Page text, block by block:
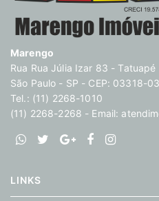
Marengo
Rua Rua Júlia Izar 83 - Tatuapé
São Paulo - SP - CEP: 03318-
Tel.: (11) 2268-1010
(11) 2268-2268 - Email:
LINKS